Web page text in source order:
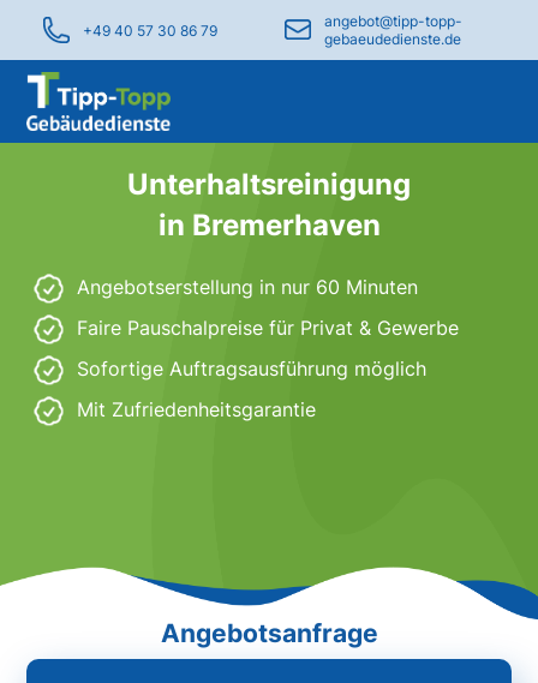
+49 40 57 30 86 79
angebot@tipp-topp-
gebaeudedienste.de
Unterhaltsreinigung
in Bremerhaven
Angebotserstellung in nur 60 Minuten
Faire Pauschalpreise für Privat & Gewerbe
Sofortige Auftragsausführung möglich
Mit Zufriedenheitsgarantie